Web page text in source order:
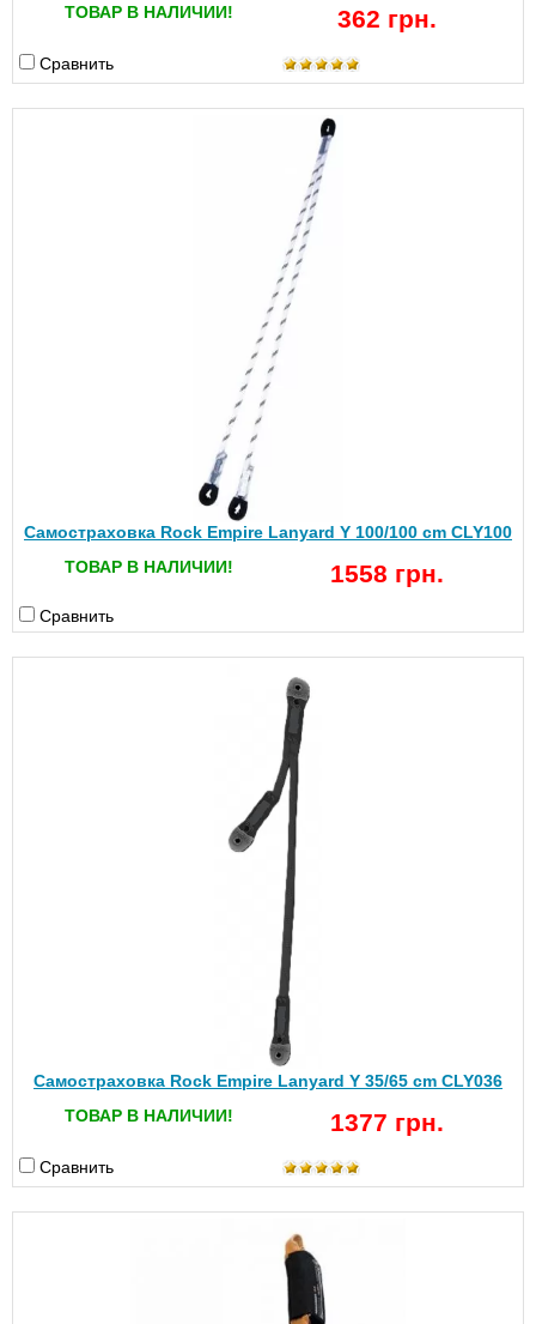
ТОВАР В НАЛИЧИИ!
362 грн.
Сравнить
Самостраховка Rock Empire Lanyard Y 100/100 cm CLY100
ТОВАР В НАЛИЧИИ!
1558 грн.
Сравнить
Самостраховка Rock Empire Lanyard Y 35/65 cm CLY036
ТОВАР В НАЛИЧИИ!
1377 грн.
Сравнить